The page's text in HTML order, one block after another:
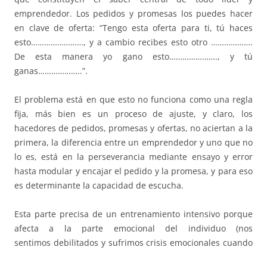
emprendedor. Los pedidos y promesas los puedes hacer
en clave de oferta: “Tengo esta oferta para ti, tú haces
esto……………………, y a cambio recibes esto otro ……………….
De esta manera yo gano esto…………………., y tú
ganas………………..”.
El problema está en que esto no funciona como una regla
fija, más bien es un proceso de ajuste, y claro, los
hacedores de pedidos, promesas y ofertas, no aciertan a la
primera, la diferencia entre un emprendedor y uno que no
lo es, está en la perseverancia mediante ensayo y error
hasta modular y encajar el pedido y la promesa, y para eso
es determinante la capacidad de escucha.
Esta parte precisa de un entrenamiento intensivo porque
afecta a la parte emocional del individuo (nos
sentimos debilitados y sufrimos crisis emocionales cuando